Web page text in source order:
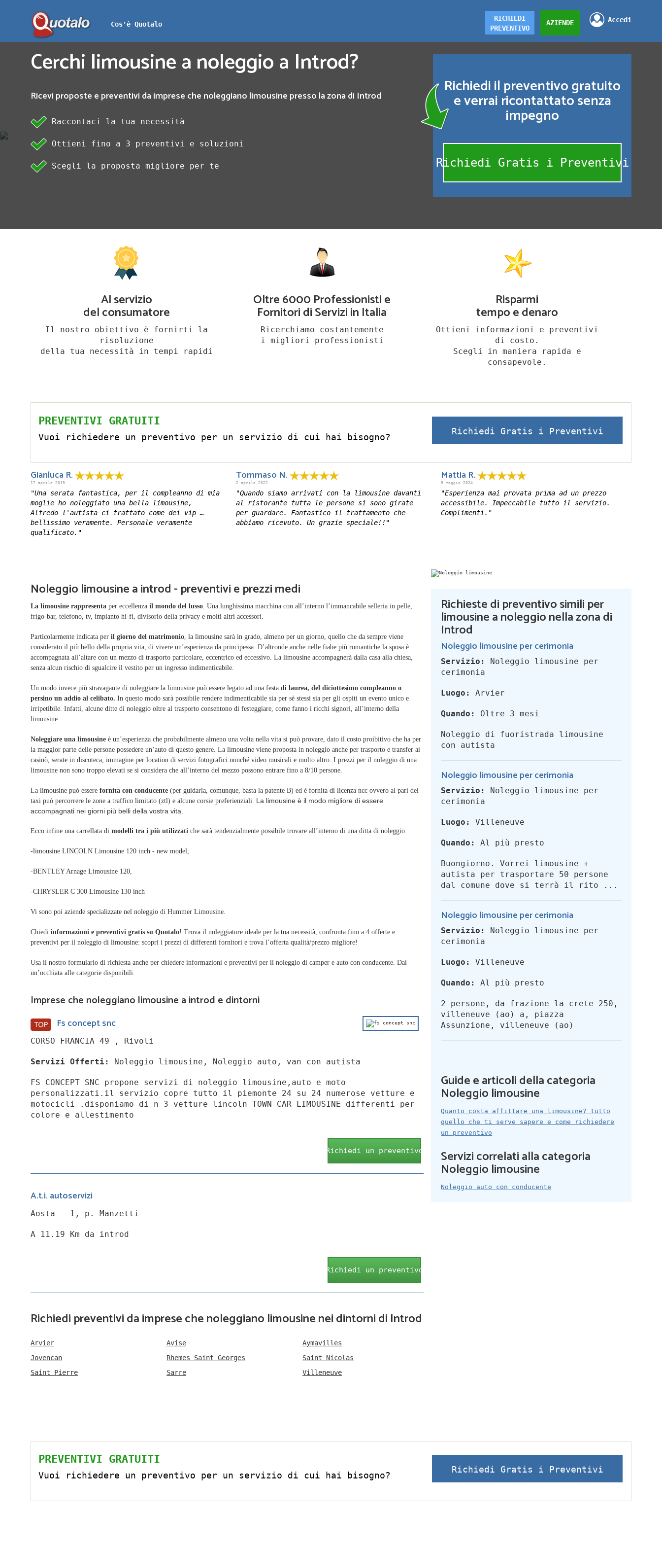
Cos'è Quotalo
Accedi
AZIENDE
RICHIEDI
PREVENTIVO
Cerchi limousine a noleggio a Introd?
Ricevi proposte e preventivi da imprese che noleggiano limousine presso la zona di Introd
Raccontaci la tua necessità
Ottieni fino a 3 preventivi e soluzioni
Scegli la proposta migliore per te
Richiedi il preventivo gratuito
e verrai ricontattato senza
impegno
Richiedi Gratis i Preventivi
Al servizio
del consumatore
Il nostro obiettivo è fornirti la
risoluzione
della tua necessità in tempi rapidi
Oltre 6000 Professionisti e
Fornitori di Servizi in Italia
Ricerchiamo costantemente
i migliori professionisti
Risparmi
tempo e denaro
Ottieni informazioni e preventivi
di costo.
Scegli in maniera rapida e
consapevole.
PREVENTIVI GRATUITI
Vuoi richiedere un preventivo per un servizio di cui hai bisogno?
Richiedi Gratis i Preventivi
Gianluca R.
17 aprile 2019
"Una serata fantastica, per il compleanno di mia
moglie ho noleggiato una bella limousine,
Alfredo l'autista ci trattato come dei vip …
bellissimo veramente. Personale veramente
qualificato."
Tommaso N.
2 aprile 2022
"Quando siamo arrivati con la limousine davanti
al ristorante tutta le persone si sono girate
per guardare. Fantastico il trattamento che
abbiamo ricevuto. Un grazie speciale!!"
Mattia R.
5 maggio 2024
"Esperienza mai provata prima ad un prezzo
accessibile. Impeccabile tutto il servizio.
Complimenti."
Noleggio limousine a introd - preventivi e prezzi medi
La limousine rappresenta per eccellenza il mondo del lusso. Una lunghissima macchina con all’interno l’immancabile selleria in pelle,
frigo-bar, telefono, tv, impianto hi-fi, divisorio della privacy e molti altri accessori.
Particolarmente indicata per il giorno del matrimonio, la limousine sarà in grado, almeno per un giorno, quello che da sempre viene
considerato il più bello della propria vita, di vivere un’esperienza da principessa. D’altronde anche nelle fiabe più romantiche la sposa è
accompagnata all’altare con un mezzo di trasporto particolare, eccentrico ed eccessivo. La limousine accompagnerà dalla casa alla chiesa,
senza alcun rischio di sgualcire il vestito per un ingresso indimenticabile.
Un modo invece più stravagante di noleggiare la limousine può essere legato ad una festa di laurea, del diciottesimo compleanno o
persino un addio al celibato. In questo modo sarà possibile rendere indimenticabile sia per sè stessi sia per gli ospiti un evento unico e
irripetibile. Infatti, alcune ditte di noleggio oltre al trasporto consentono di festeggiare, come fanno i ricchi signori, all’interno della
limousine.
Noleggiare una limousine è un’esperienza che probabilmente almeno una volta nella vita si può provare, dato il costo proibitivo che ha per
la maggior parte delle persone possedere un’auto di questo genere. La limousine viene proposta in noleggio anche per trasporto e transfer ai
casinò, serate in discoteca, immagine per location di servizi fotografici nonché video musicali e molto altro. I prezzi per il noleggio di una
limousine non sono troppo elevati se si considera che all’interno del mezzo possono entrare fino a 8/10 persone.
La limousine può essere fornita con conducente (per guidarla, comunque, basta la patente B) ed è fornita di licenza ncc ovvero al pari dei
taxi può percorrere le zone a traffico limitato (ztl) e alcune corsie preferienziali. La limousine è il modo migliore di essere
accompagnati nei giorni più belli della vostra vita.
Ecco infine una carrellata di modelli tra i più utilizzati che sarà tendenzialmente possibile trovare all’interno di una ditta di noleggio:
-limousine LINCOLN Limousine 120 inch - new model,
-BENTLEY Arnage Limousine 120,
-CHRYSLER C 300 Limousine 130 inch
Vi sono poi aziende specializzate nel noleggio di Hummer Limousine.
Chiedi informazioni e preventivi gratis su Quotalo! Trova il noleggiatore ideale per la tua necessità, confronta fino a 4 offerte e
preventivi per il noleggio di limousine: scopri i prezzi di differenti fornitori e trova l’offerta qualità/prezzo migliore!
Usa il nostro formulario di richiesta anche per chiedere informazioni e preventivi per il noleggio di camper e auto con conducente. Dai
un’occhiata alle categorie disponibili.
Imprese che noleggiano limousine a introd e dintorni
Fs concept snc
CORSO FRANCIA 49 , Rivoli
Servizi Offerti: Noleggio limousine, Noleggio auto, van con autista
FS CONCEPT SNC propone servizi di noleggio limousine,auto e moto
personalizzati.il servizio copre tutto il piemonte 24 su 24 numerose vetture e
motocicli .disponiamo di n 3 vetture lincoln TOWN CAR LIMOUSINE differenti per
colore e allestimento
Richiedi un preventivo
A.t.i. autoservizi
Aosta - 1, p. Manzetti
A 11.19 Km da introd
Richiedi un preventivo
Richiedi preventivi da imprese che noleggiano limousine nei dintorni di Introd
Arvier Avise
Aymavilles
Jovencan
Rhemes Saint Georges
Saint Nicolas
Saint Pierre
Sarre Villeneuve
Richieste di preventivo simili per
limousine a noleggio nella zona di
Introd
Noleggio limousine per cerimonia
Servizio:
Noleggio limousine per
cerimonia
Luogo: Arvier
Quando: Oltre 3 mesi
Noleggio di fuoristrada limousine
con autista
Noleggio limousine per cerimonia
Servizio:
Noleggio limousine per
cerimonia
Luogo: Villeneuve
Quando: Al più presto
Buongiorno. Vorrei limousine +
autista per trasportare 50 persone
dal comune dove si terrà il rito ...
Noleggio limousine per cerimonia
Servizio:
Noleggio limousine per
cerimonia
Luogo: Villeneuve
Quando: Al più presto
2 persone, da frazione la crete 250,
villeneuve (ao) a, piazza
Assunzione, villeneuve (ao)
Guide e articoli della categoria
Noleggio limousine
Quanto costa affittare una limousine? tutto
quello che ti serve sapere e come richiedere
un preventivo
Servizi correlati alla categoria
Noleggio limousine
Noleggio auto con conducente
PREVENTIVI GRATUITI
Vuoi richiedere un preventivo per un servizio di cui hai bisogno?
Richiedi Gratis i Preventivi